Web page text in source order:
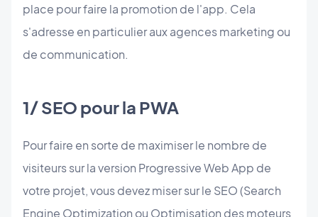
place pour faire la promotion de l'app. Cela
s'adresse en particulier aux agences marketing ou
de communication.
1/ SEO pour la PWA
Pour faire en sorte de maximiser le nombre de
visiteurs sur la version Progressive Web App de
votre projet, vous devez miser sur le SEO (Search
Engine Optimization ou Optimisation des moteurs